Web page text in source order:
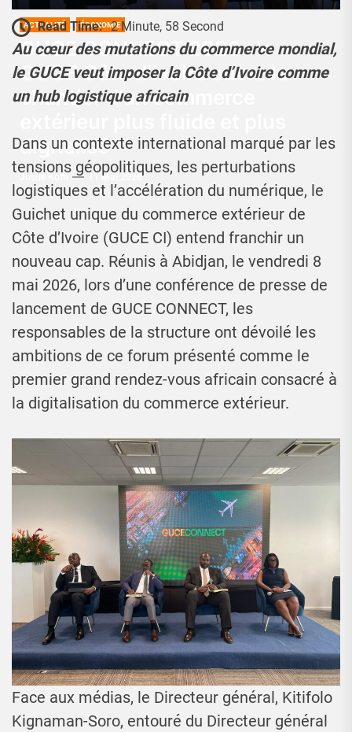
ACTUALITÉ ÉCONOMIE
GUCE CONNECT 2026 : le
GUCE Côte d’Ivoire ouvre le
chantier d’un commerce
digitalisé
11 Mai 2026
Read Time: 2 Minute, 58 Second
Au cœur des mutations du commerce mondial,
le GUCE veut imposer la Côte d’Ivoire comme
un hub logistique africain
Dans un contexte international marqué par les
tensions géopolitiques, les perturbations
logistiques et l’accélération du numérique, le
Guichet unique du commerce extérieur de
Côte d’Ivoire (GUCE CI) entend franchir un
nouveau cap. Réunis à Abidjan, le vendredi 8
mai 2026, lors d’une conférence de presse de
lancement de GUCE CONNECT, les
responsables de la structure ont dévoilé les
ambitions de ce forum présenté comme le
premier grand rendez-vous africain consacré à
la digitalisation du commerce extérieur.
Face aux médias, le Directeur général, Kitifolo
Kignaman-Soro, entouré du Directeur général